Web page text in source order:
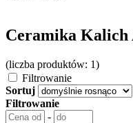
Ceramika Kalich
(liczba produktów: 1)
Filtrowanie
Sortuj
Filtrowanie
-